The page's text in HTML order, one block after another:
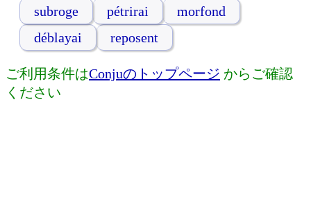
subroge pétrirai
morfond
déblayai
reposent
ご利用条件はConjuのトップページ からご確認
ください